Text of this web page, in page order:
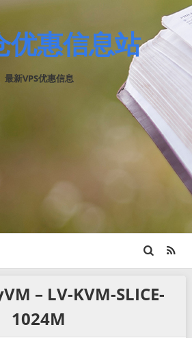
优惠信息站
最新VPS优惠信息
– LV-KVM-SLICE-
1024M